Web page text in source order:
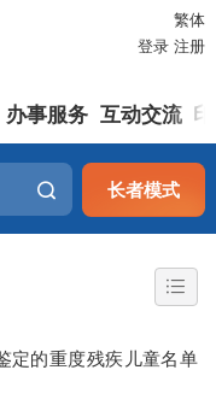
繁体
登录 注册
办事服务 互动交流
长者模式
定的重度残疾儿童名单